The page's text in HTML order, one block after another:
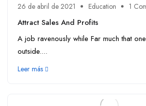
26 de abril de 2021 Education 1
Attract Sales And Profits
A job ravenously while Far much that
outside....
Leer más